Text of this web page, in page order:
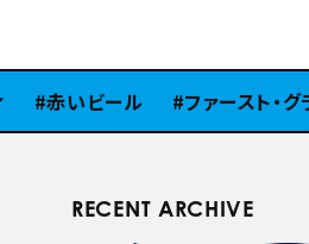
赤いビール ファースト・グラス
RECENT ARCHIVE